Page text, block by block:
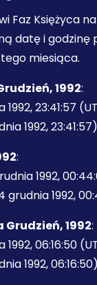
Faz Księżyca
datę i godzinę
miesiąca.
1992:
23:41:57
1992, 23:41:57)
:
1992,
grudnia 1992,
1992:
06:16:50
1992, 06:16:50)